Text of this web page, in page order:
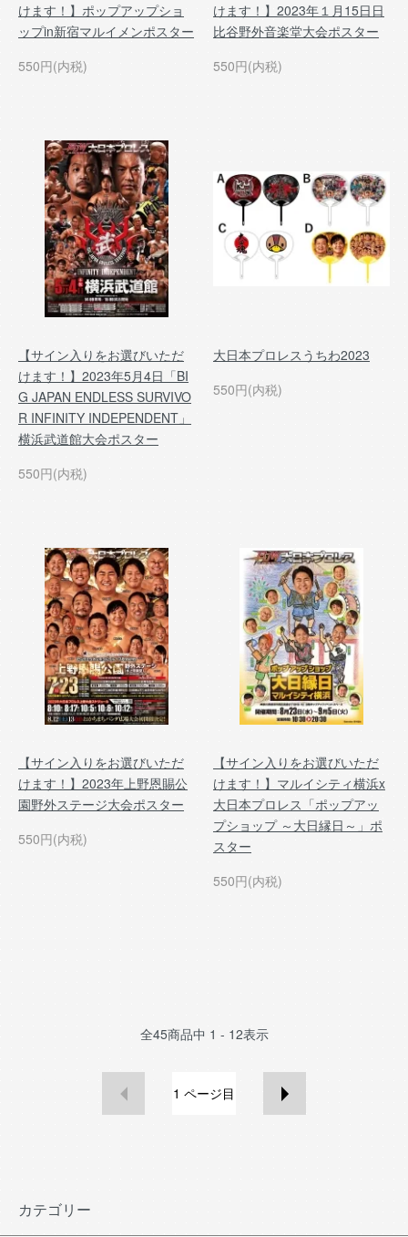
けます！】ポップアップショ
ップin新宿マルイメンポスター
550円(内税)
けます！】2023年１月15日日
比谷野外音楽堂大会ポスター
550円(内税)
【サイン入りをお選びいただ
けます！】2023年5月4日「BI
G JAPAN ENDLESS SURVIVO
R INFINITY INDEPENDENT」
横浜武道館大会ポスター
550円(内税)
大日本プロレスうちわ2023
550円(内税)
【サイン入りをお選びいただ
けます！】2023年上野恩賜公
園野外ステージ大会ポスター
550円(内税)
【サイン入りをお選びいただ
けます！】マルイシティ横浜x
大日本プロレス「ポップアッ
プショップ ～大日縁日～」ポ
スター
550円(内税)
全45商品中 1 - 12表示
1 ページ目
カテゴリー